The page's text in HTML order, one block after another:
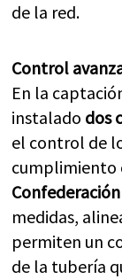
de la red.
Control
En la
instalado dos
el control de
cumplimiento
medidas,
permiten un
de la tubería